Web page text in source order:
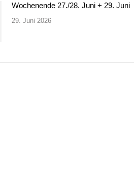
Wochenende 27./28. Juni + 29. Juni
29. Juni 2026